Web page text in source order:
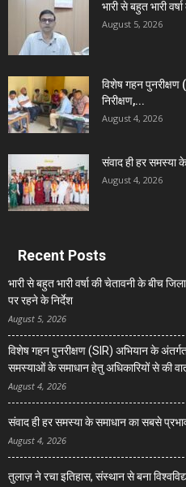
भारी से बहुत भारी
August 5, 2026
विशेष गहन
निरीक्षण,...
August 4, 2026
संवाद ही हर समस्या
August 4, 2026
Recent Posts
भारी से बहुत भारी वर्षा की चेतावनी के बीच
पर रहने के निर्देश
August 5, 2026
विशेष गहन पुनरीक्षण (SIR) अभियान के
समस्याओं के समाधान हेतु अधिकारियों से की
August 4, 2026
संवाद ही हर समस्या के समाधान का सबसे
August 4, 2026
तुलाज़ ने रचा इतिहास, संस्थान से बना